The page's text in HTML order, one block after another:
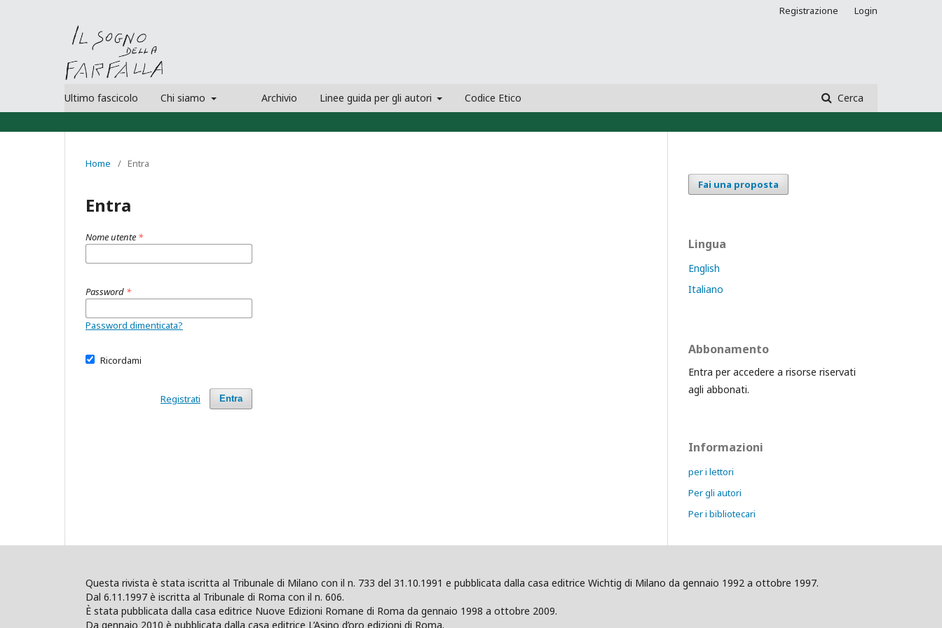
Ultimo fascicolo Chi siamo Archivio Linee guida per gli autori Codice Etico Cerca
Registrazione Login
Home / Entra
Entra
Nome utente *
Password *
Password dimenticata?
Ricordami
Entra
Registrati
Fai una proposta
Lingua
English
Italiano
Abbonamento
Entra per accedere a risorse riservati
agli abbonati.
Informazioni
per i lettori
Per gli autori
Per i bibliotecari
Questa rivista è stata iscritta al Tribunale di Milano con il n. 733 del 31.10.1991 e pubblicata dalla casa editrice Wichtig di Milano da gennaio 1992 a ottobre 1997.
Dal 6.11.1997 è iscritta al Tribunale di Roma con il n. 606.
È stata pubblicata dalla casa editrice Nuove Edizioni Romane di Roma da gennaio 1998 a ottobre 2009.
Da gennaio 2010 è pubblicata dalla casa editrice L’Asino d’oro edizioni di Roma.